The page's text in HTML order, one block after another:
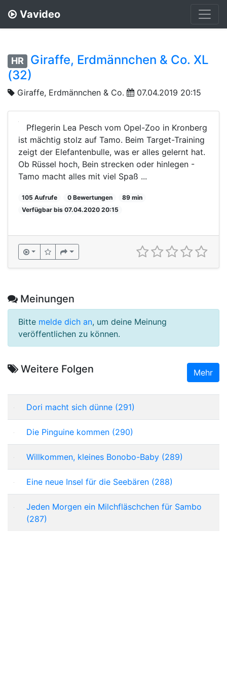
Vavideo
HR
Giraffe, Erdmännchen & Co. XL
(32)
Giraffe, Erdmännchen & Co. 07.04.2019 20:15
Pflegerin Lea Pesch vom Opel-Zoo in Kronberg
ist mächtig stolz auf Tamo. Beim Target-Training
zeigt der Elefantenbulle, was er alles gelernt hat.
Ob Rüssel hoch, Bein strecken oder hinlegen -
Tamo macht alles mit viel Spaß ...
105 Aufrufe 0 Bewertungen
89 min
Verfügbar bis 07.04.2020 20:15
Meinungen
Bitte melde dich an, um deine Meinung
veröffentlichen zu können.
Weitere Folgen Mehr
Dori macht sich dünne (291)
Die Pinguine kommen (290)
Willkommen, kleines Bonobo-Baby (289)
Eine neue Insel für die Seebären (288)
Jeden Morgen ein Milchfläschchen für Sambo
(287)